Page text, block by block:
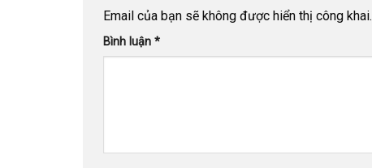
Email của bạn sẽ không được hiển thị công khai.
Bình luận *